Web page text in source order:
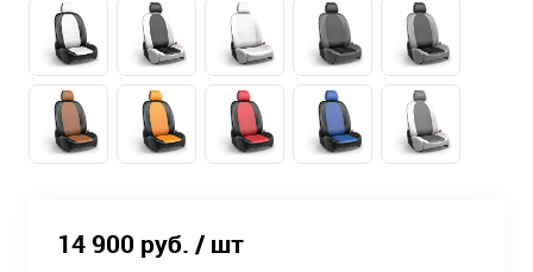
14 900 руб. / шт